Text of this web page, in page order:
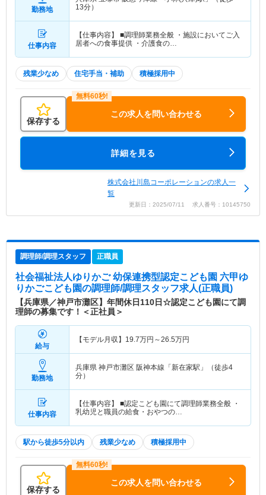
勤務地
13分）
仕事内容
【仕事内容】 ■調理師業務全般 ・施設においてご入
居者への食事提供 ・介護食の…
残業少なめ 住宅手当・補助 積極採用中
保存する
この求人を問い合わせる
詳細を見る
株式会社川島コーポレーションの求人一
覧
更新日：2025/07/11 求人番号：10145750
調理師/調理スタッフ 正職員
社会福祉法人ゆりかご 幼保連携型認定こども園 六甲ゆ
りかごこども園の調理師/調理スタッフ求人(正職員)
【兵庫県／神戸市灘区】年間休日110日☆認定こども園にて調
理師の募集です！＜正社員＞
給与
【モデル月収】 19.7万円～26.5万円
勤務地
兵庫県 神戸市灘区 阪神本線「新在家駅」（徒歩4
分）
仕事内容
【仕事内容】 ■認定こども園にて調理師業務全般 ・
乳幼児と職員の給食・おやつの…
駅から徒歩5分以内 残業少なめ 積極採用中
保存する
この求人を問い合わせる